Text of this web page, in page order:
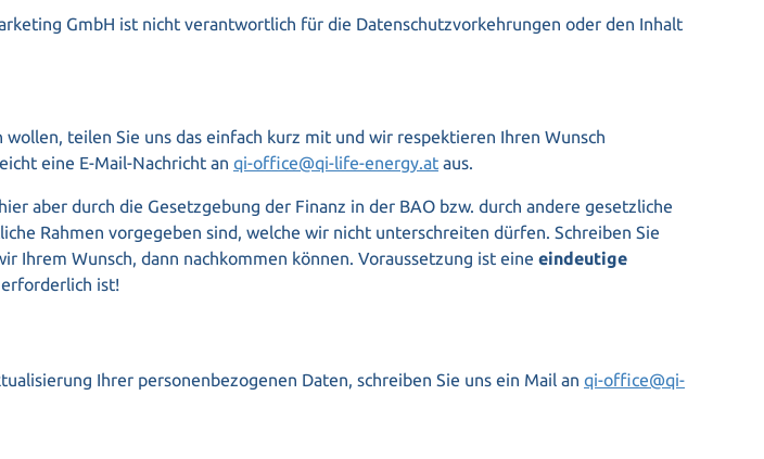
GmbH ist nicht verantwortlich für die Datenschutzvorkehrungen oder den Inhalt
teilen Sie uns das einfach kurz mit und wir respektieren Ihren Wunsch
eine E-Mail-Nachricht an qi-office@qi-life-energy.at aus.
aber durch die Gesetzgebung der Finanz in der BAO bzw. durch andere gesetzliche
Rahmen vorgegeben sind, welche wir nicht unterschreiten dürfen. Schreiben Sie
Ihrem Wunsch, dann nachkommen können. Voraussetzung ist eine eindeutige
ist!
Ihrer personenbezogenen Daten, schreiben Sie uns ein Mail an qi-office@qi-